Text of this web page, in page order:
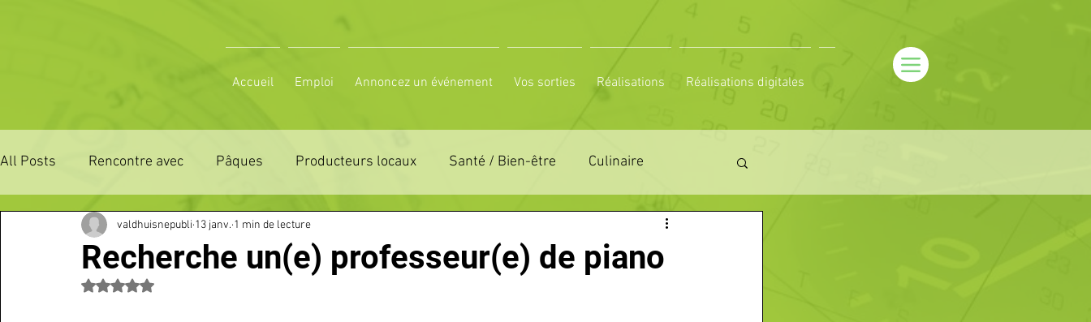
Accueil Emploi Annoncez un événement Vos sorties Réalisations Réalisations digitales
All Posts Rencontre avec Pâques Producteurs locaux Santé / Bien-être Culinaire
ZONE DE DISTRIBUTION 28 ZONE DE DISTRIBUTION 61
3 JOURS LA FERTE COMICE AGRICOLE
Recherche un(e) professeur(e) de piano
valdhuisnepubli 13 janv. 1 min de lecture
Noté NaN étoiles sur 5.